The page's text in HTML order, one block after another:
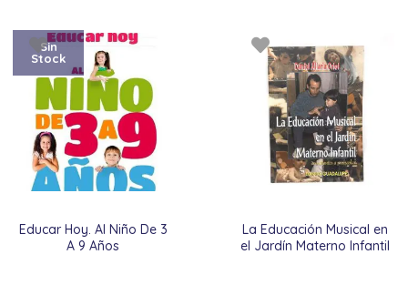
Educar Hoy. Al Niño De 3
A 9 Años
Sin
Stock
La Educación Musical en
el Jardín Materno Infantil